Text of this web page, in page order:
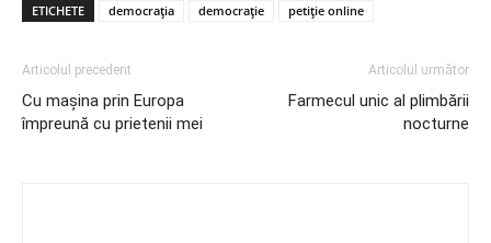
ETICHETE democrația democrație petiție online
Articolul precedent
Cu mașina prin Europa
împreună cu prietenii mei
Articolul următor
Farmecul unic al plimbării
nocturne